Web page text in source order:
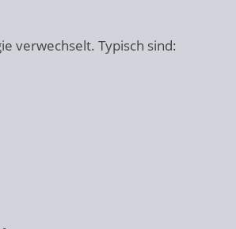
verwechselt. Typisch sind: